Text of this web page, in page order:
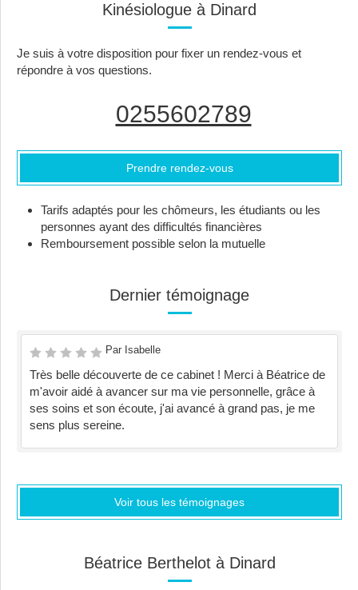
Kinésiologue à Dinard
Je suis à votre disposition pour fixer un rendez-vous et
répondre à vos questions.
0255602789
Prendre rendez-vous
Tarifs adaptés pour les chômeurs, les étudiants ou les
personnes ayant des difficultés financières
Remboursement possible selon la mutuelle
Dernier témoignage
Par Isabelle
Très belle découverte de ce cabinet ! Merci à Béatrice de
m'avoir aidé à avancer sur ma vie personnelle, grâce à
ses soins et son écoute, j'ai avancé à grand pas, je me
sens plus sereine.
Voir tous les témoignages
Béatrice Berthelot à Dinard